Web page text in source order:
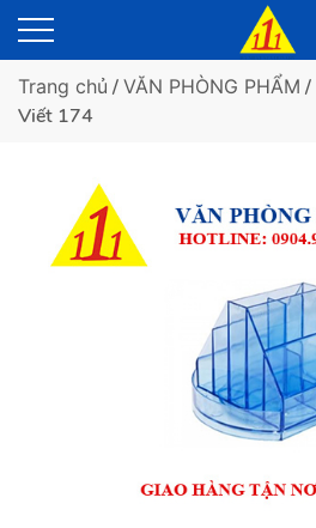
Trang chủ / VĂN PHÒNG PHẨM /
Viết 174